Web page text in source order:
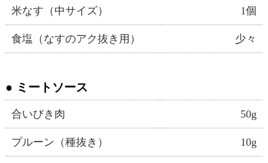
米なす（中サイズ） 1個
食塩（なすのアク抜き用） 少々
ミートソース
合いびき肉 50g
プルーン（種抜き） 10g